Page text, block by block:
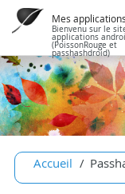
Mes
Bienvenu sur le
applications
(PoissonRouge et
passhashdroid)
Accueil